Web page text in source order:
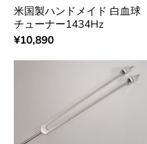
米国製ハンドメイド 白血球
チューナー1434Hz
¥10,890